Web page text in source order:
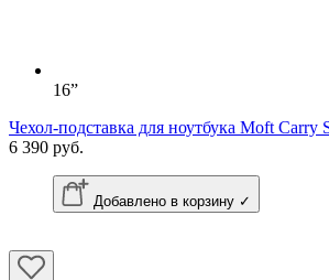
16”
Чехол-подставка для ноутбука Moft Carry
6 390 руб.
Добавлено в корзину ✓